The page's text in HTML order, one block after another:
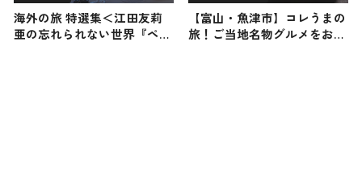
海外の旅 特選集＜江田友莉
亜の忘れられない世界『ペル
【富山・魚津市】コレうまの
旅！ご当地名物グルメをお届